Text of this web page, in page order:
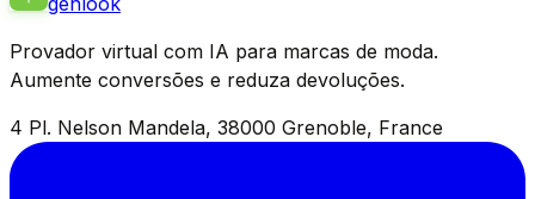
Provador virtual com IA para marcas de moda.
Aumente conversões e reduza devoluções.
4 Pl. Nelson Mandela, 38000 Grenoble, France